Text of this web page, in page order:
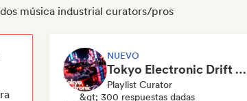
música industrial curators/pros
NUEVO
Tokyo Electronic Drift 🏎️ Schranz, Hard Techno & Anime EDM
Playlist Curator
&gt; 300 respuestas dadas